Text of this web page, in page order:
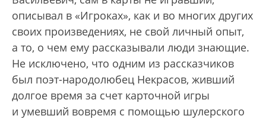
описывал в «Игроках», как и во многих других
своих произведениях, не свой личный опыт,
а то, о чем ему рассказывали люди знающие.
Не исключено, что одним из рассказчиков
был поэт-народолюбец Некрасов, живший
долгое время за счет карточной игры
и умевший вовремя с помощью шулерского